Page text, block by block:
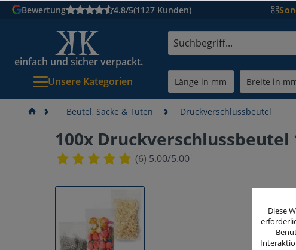
Bewertung 4.8/5(1127 Kunden)
einfach und sicher verpackt.
Unsere Kategorien
Beutel, Säcke & Tüten Druckverschlussbeutel
100x Druckverschlussbeutel
(6) 5.00/5.00¹
Diese